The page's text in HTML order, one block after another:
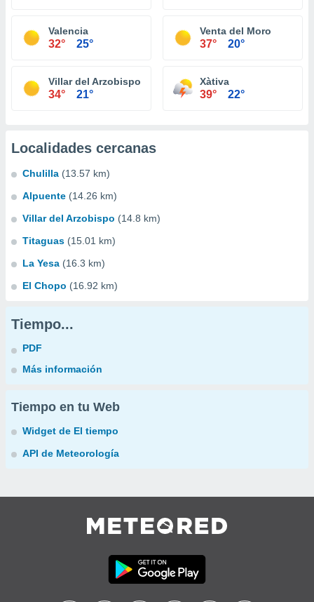
Valencia
32° 25°
Venta del Moro
37° 20°
Villar del Arzobispo
34° 21°
Xàtiva
39° 22°
Localidades cercanas
Chulilla (13.57 km)
Alpuente (14.26 km)
Villar del Arzobispo (14.8 km)
Titaguas (15.01 km)
La Yesa (16.3 km)
El Chopo (16.92 km)
Tiempo...
PDF
Más información
Tiempo en tu Web
Widget de El tiempo
API de Meteorología